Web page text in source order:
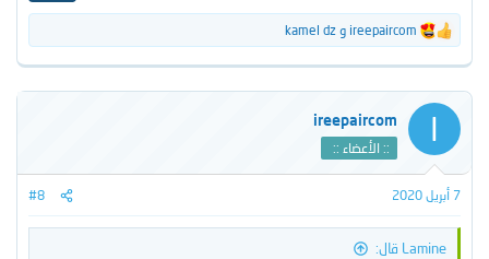
ا
ف
ا
ل
ت
ireepaircom و kamel dz
I
ireepaircom
:: الأعضاء ::
7 أبريل 2020 #8
Lamine قال: